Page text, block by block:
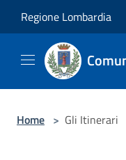
Regione Lombardia
Home > Gli Itinerari